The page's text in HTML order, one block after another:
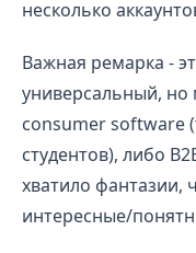
несколько
Важная ремарка -
универсальный, но
consumer software
студентов), либо
хватило фантазии,
интересные/